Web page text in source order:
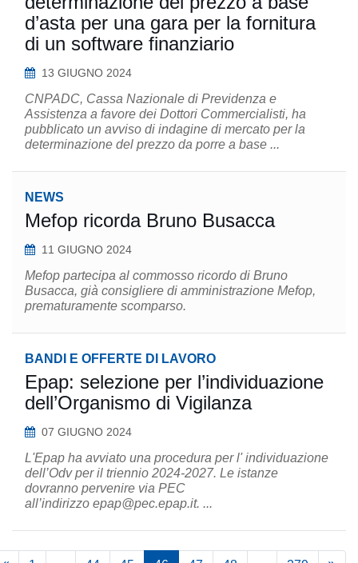
d’asta per una gara per la fornitura
di un software finanziario
13 GIUGNO 2024
CNPADC, Cassa Nazionale di Previdenza e
Assistenza a favore dei Dottori Commercialisti, ha
pubblicato un avviso di indagine di mercato per la
determinazione del prezzo da porre a base ...
NEWS
Mefop ricorda Bruno Busacca
11 GIUGNO 2024
Mefop partecipa al commosso ricordo di Bruno
Busacca, già consigliere di amministrazione Mefop,
prematuramente scomparso.
BANDI E OFFERTE DI LAVORO
Epap: selezione per l’individuazione
dell’Organismo di Vigilanza
07 GIUGNO 2024
L'Epap ha avviato una procedura per l' individuazione
dell’Odv per il triennio 2024-2027. Le istanze
dovranno pervenire via PEC
all’indirizzo epap@pec.epap.it. ...